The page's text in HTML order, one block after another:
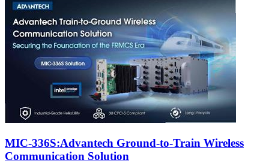
MIC-336S:Advantech Ground-to-Train Wireless
Communication Solution